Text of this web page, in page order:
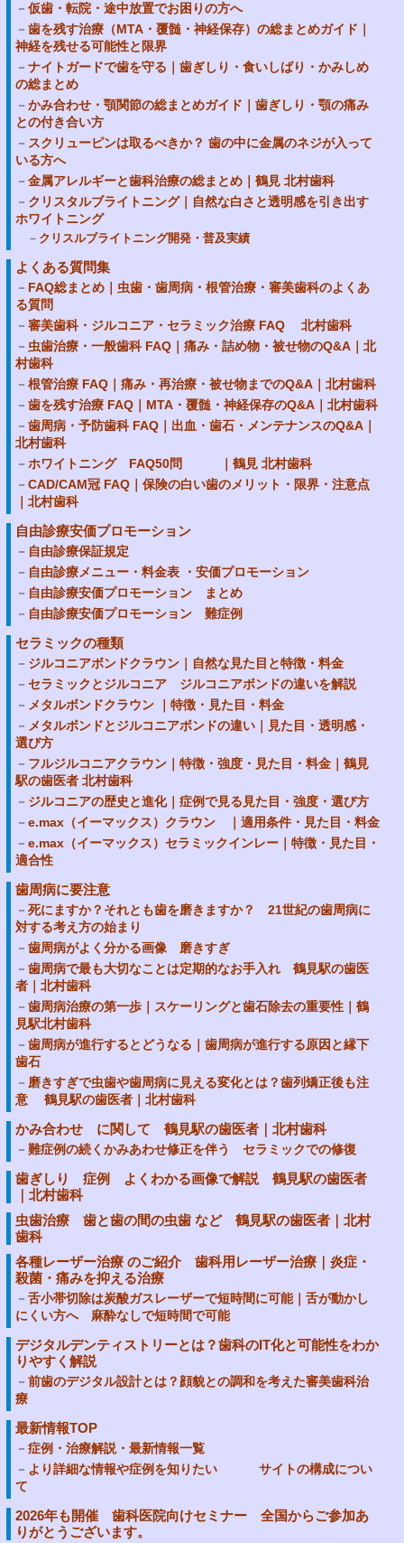
仮歯・転院・途中放置でお困りの方へ
歯を残す治療（MTA・覆髄・神経保存）の総まとめガイド｜
神経を残せる可能性と限界
ナイトガードで歯を守る｜歯ぎしり・食いしばり・かみしめ
の総まとめ
かみ合わせ・顎関節の総まとめガイド｜歯ぎしり・顎の痛み
との付き合い方
スクリューピンは取るべきか？ 歯の中に金属のネジが入って
いる方へ
金属アレルギーと歯科治療の総まとめ｜鶴見 北村歯科
クリスタルブライトニング｜自然な白さと透明感を引き出す
ホワイトニング
クリスルブライトニング開発・普及実績
よくある質問集
FAQ総まとめ｜虫歯・歯周病・根管治療・審美歯科のよくあ
る質問
審美歯科・ジルコニア・セラミック治療 FAQ 北村歯科
虫歯治療・一般歯科 FAQ｜痛み・詰め物・被せ物のQ&A｜北
村歯科
根管治療 FAQ｜痛み・再治療・被せ物までのQ&A｜北村歯科
歯を残す治療 FAQ｜MTA・覆髄・神経保存のQ&A｜北村歯科
歯周病・予防歯科 FAQ｜出血・歯石・メンテナンスのQ&A｜
北村歯科
ホワイトニング FAQ50問 ｜鶴見 北村歯科
CAD/CAM冠 FAQ｜保険の白い歯のメリット・限界・注意点
｜北村歯科
自由診療安価プロモーション
自由診療保証規定
自由診療メニュー・料金表 ・安価プロモーション
自由診療安価プロモーション まとめ
自由診療安価プロモーション 難症例
セラミックの種類
ジルコニアボンドクラウン｜自然な見た目と特徴・料金
セラミックとジルコニア ジルコニアボンドの違いを解説
メタルボンドクラウン ｜特徴・見た目・料金
メタルボンドとジルコニアボンドの違い｜見た目・透明感・
選び方
フルジルコニアクラウン｜特徴・強度・見た目・料金｜鶴見
駅の歯医者 北村歯科
ジルコニアの歴史と進化｜症例で見る見た目・強度・選び方
e.max（イーマックス）クラウン ｜適用条件・見た目・料金
e.max（イーマックス）セラミックインレー｜特徴・見た目・
適合性
歯周病に要注意
死にますか？それとも歯を磨きますか？ 21世紀の歯周病に
対する考え方の始まり
歯周病がよく分かる画像 磨きすぎ
歯周病で最も大切なことは定期的なお手入れ 鶴見駅の歯医
者｜北村歯科
歯周病治療の第一歩｜スケーリングと歯石除去の重要性｜鶴
見駅北村歯科
歯周病が進行するとどうなる｜歯周病が進行する原因と縁下
歯石
磨きすぎで虫歯や歯周病に見える変化とは？歯列矯正後も注
意 鶴見駅の歯医者｜北村歯科
かみ合わせ に関して 鶴見駅の歯医者｜北村歯科
難症例の続くかみあわせ修正を伴う セラミックでの修復
歯ぎしり 症例 よくわかる画像で解説 鶴見駅の歯医者
｜北村歯科
虫歯治療 歯と歯の間の虫歯 など 鶴見駅の歯医者｜北村
歯科
各種レーザー治療 のご紹介 歯科用レーザー治療｜炎症・
殺菌・痛みを抑える治療
舌小帯切除は炭酸ガスレーザーで短時間に可能｜舌が動かし
にくい方へ 麻酔なしで短時間で可能
デジタルデンティストリーとは？歯科のIT化と可能性をわか
りやすく解説
前歯のデジタル設計とは？顔貌との調和を考えた審美歯科治
療
最新情報TOP
症例・治療解説・最新情報一覧
より詳細な情報や症例を知りたい サイトの構成につい
て
2026年も開催 歯科医院向けセミナー 全国からご参加あ
りがとうございます。